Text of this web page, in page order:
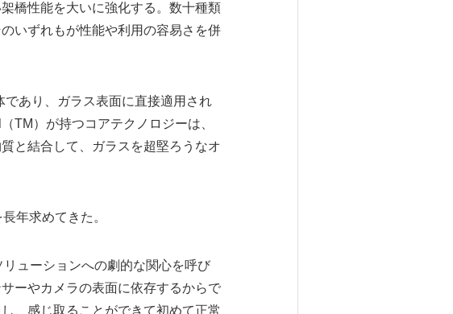
橋性能を大いに強化する。数十種類
いずれもが性能や利用の容易さを併
あり、ガラス表面に直接適用され
TM）が持つコアテクノロジーは、
と結合して、ガラスを超堅ろうなオ
年求めてきた。
ューションへの劇的な関心を呼び
ーやカメラの表面に依存するからで
、感じ取ることができて初めて正常